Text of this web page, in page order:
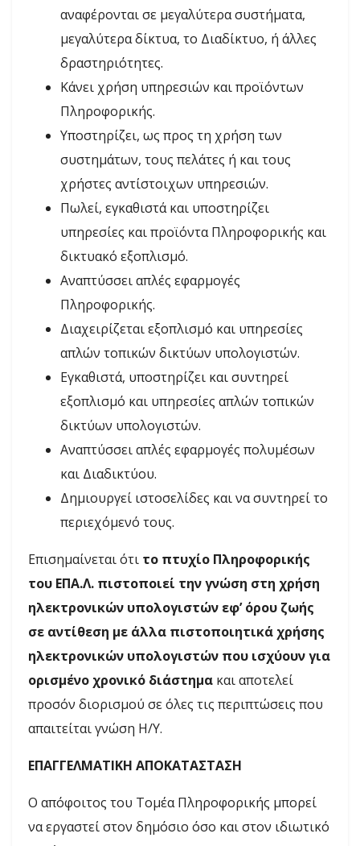
αναφέρονται σε μεγαλύτερα συστήματα,
μεγαλύτερα δίκτυα, το Διαδίκτυο, ή άλλες
δραστηριότητες.
Κάνει χρήση υπηρεσιών και προϊόντων
Πληροφορικής.
Υποστηρίζει, ως προς τη χρήση των
συστημάτων, τους πελάτες ή και τους
χρήστες αντίστοιχων υπηρεσιών.
Πωλεί, εγκαθιστά και υποστηρίζει
υπηρεσίες και προϊόντα Πληροφορικής και
δικτυακό εξοπλισμό.
Αναπτύσσει απλές εφαρμογές
Πληροφορικής.
Διαχειρίζεται εξοπλισμό και υπηρεσίες
απλών τοπικών δικτύων υπολογιστών.
Εγκαθιστά, υποστηρίζει και συντηρεί
εξοπλισμό και υπηρεσίες απλών τοπικών
δικτύων υπολογιστών.
Αναπτύσσει απλές εφαρμογές πολυμέσων
και Διαδικτύου.
Δημιουργεί ιστοσελίδες και να συντηρεί το
περιεχόμενό τους.
Επισημαίνεται ότι το πτυχίο Πληροφορικής
του ΕΠΑ.Λ. πιστοποιεί την γνώση στη χρήση
ηλεκτρονικών υπολογιστών εφ’ όρου ζωής
σε αντίθεση με άλλα πιστοποιητικά χρήσης
ηλεκτρονικών υπολογιστών που ισχύουν για
ορισμένο χρονικό διάστημα και αποτελεί
προσόν διορισμού σε όλες τις περιπτώσεις που
απαιτείται γνώση Η/Υ.
ΕΠΑΓΓΕΛΜΑΤΙΚΗ ΑΠΟΚΑΤΑΣΤΑΣΗ
Ο απόφοιτος του Τομέα Πληροφορικής μπορεί
να εργαστεί στον δημόσιο όσο και στον ιδιωτικό